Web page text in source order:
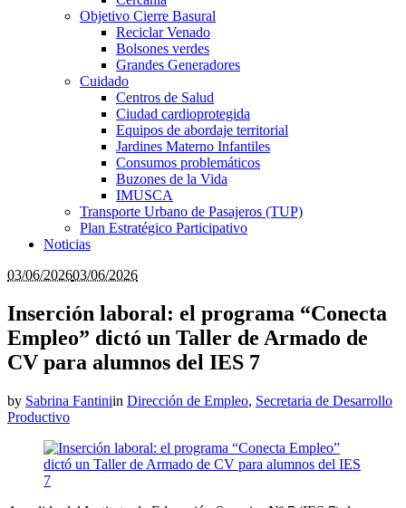
Objetivo Cierre Basural
Reciclar Venado
Bolsones verdes
Grandes Generadores
Cuidado
Centros de Salud
Ciudad cardioprotegida
Equipos de abordaje territorial
Jardines Materno Infantiles
Consumos problemáticos
Buzones de la Vida
IMUSCA
Transporte Urbano de Pasajeros (TUP)
Plan Estratégico Participativo
Noticias
03/06/202603/06/2026
Inserción laboral: el programa “Conecta
Empleo” dictó un Taller de Armado de
CV para alumnos del IES 7
by Sabrina Fantiniin Dirección de Empleo, Secretaria de Desarrollo
Productivo